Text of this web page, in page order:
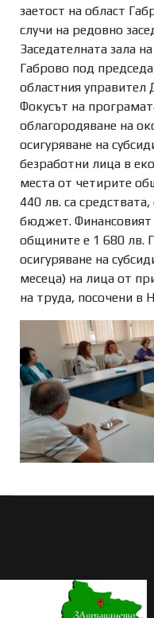
заетост на област
случи на редовно
Заседателната зала
Габрово под
областния
Фокусът на
облагородяване на
осигуряване на
безработни лица в
места от четирите
440 лв. са
бюджет. Финансовият
общините е 1 680 лв.
осигуряване на
месеца) на лица от
на труда, посочени в